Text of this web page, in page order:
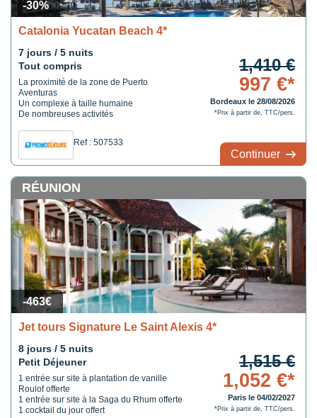
-30%
Catalonia Yucatan Beach 4*
7 jours / 5 nuits
Tout compris
La proximité de la zone de Puerto
Aventuras
Un complexe à taille humaine
De nombreuses activités
Ref : 507533
1,410 €
997 €*
Bordeaux le 28/08/2026
*Prix à partir de, TTC/pers.
Continuer
-463€
RÉUNION
Jet tours Signature Le Saint Alexis 4*
8 jours / 5 nuits
Petit Déjeuner
1 entrée sur site à plantation de vanille
Roulof offerte
1 entrée sur site à la Saga du Rhum offerte
1 cocktail du jour offert
1,515 €
1,052 €*
Paris le 04/02/2027
*Prix à partir de, TTC/pers.